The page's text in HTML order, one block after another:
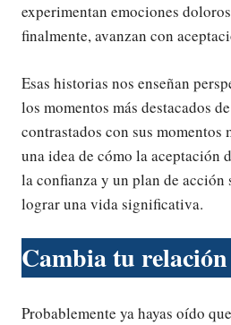
experimentan emociones
finalmente, avanzan con
Esas historias nos enseñan
los momentos más destacados
contrastados con sus momentos
una idea de cómo la aceptación
la confianza y un plan de acción
lograr una vida significativa.
Cambia tu relación
Probablemente ya hayas oído